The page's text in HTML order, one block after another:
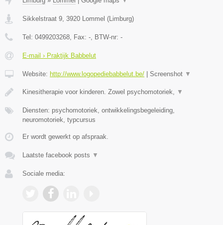
Sikkelstraat 9 3920 Lommel (Limburg)
Tel: 0499203268 , Fax: - , BTW-nr: -
E-mail › Praktijk Babbelut
Website: http://www.logopediebabbelut.be/ | Screenshot ▼
Kinesitherapie voor kinderen. Zowel psychomotoriek, ▼
Diensten: psychomotoriek, ontwikkelingsbegeleiding,
neuromotoriek, typcursus
Er wordt gewerkt op afspraak.
Laatste facebook posts ▼
Sociale media: